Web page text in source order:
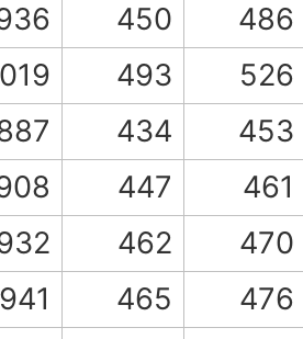
450
486
493
526
434
453
447
461
462
470
941 465
476